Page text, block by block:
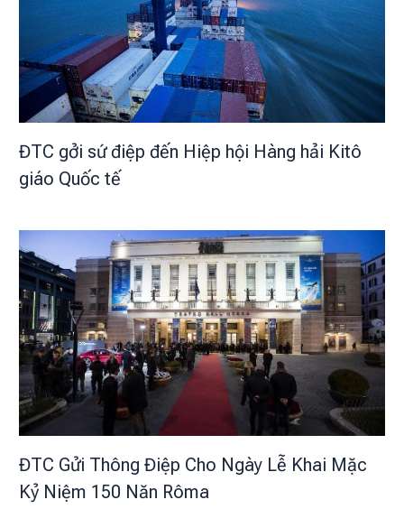
ĐTC gởi sứ điệp đến Hiệp hội Hàng hải Kitô
giáo Quốc tế
ĐTC Gửi Thông Điệp Cho Ngày Lễ Khai Mặc
Kỷ Niệm 150 Năn Rôma